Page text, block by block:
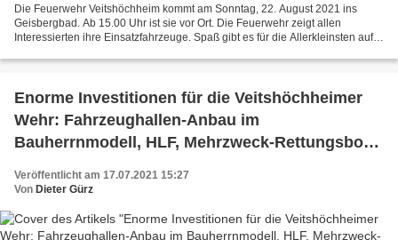
Die Feuerwehr Veitshöchheim kommt am Sonntag, 22. August 2021 ins
Geisbergbad. Ab 15.00 Uhr ist sie vor Ort. Die Feuerwehr zeigt allen
Interessierten ihre Einsatzfahrzeuge. Spaß gibt es für die Allerkleinsten auf
Enorme Investitionen für die Veitshöchheimer
Wehr: Fahrzeughallen-Anbau im
Bauherrnmodell, HLF, Mehrzweck-Rettungsboot
um Personalstand
Veröffentlicht am 17.07.2021 15:27
Von Dieter Gürz